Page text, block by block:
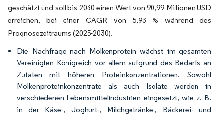
geschätzt und soll bis 2030 einen Wert von 90,99 Millionen USD
erreichen, bei einer CAGR von 5,93 % während des
Prognosezeitraums (2025-2030).
Die Nachfrage nach Molkenprotein wächst im gesamten
Vereinigten Königreich vor allem aufgrund des Bedarfs an
Zutaten mit höheren Proteinkonzentrationen. Sowohl
Molkenproteinkonzentrate als auch Isolate werden in
verschiedenen Lebensmittelindustrien eingesetzt, wie z. B.
in der Käse-, Joghurt-, Milchgetränke-, Bäckerei- und